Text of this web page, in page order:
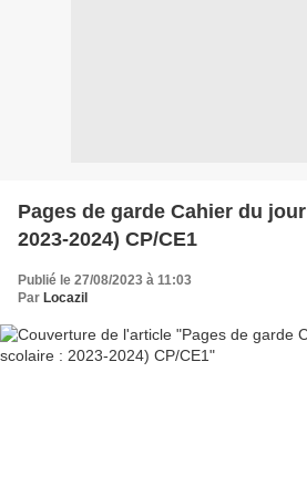
Pages de garde Cahier du jour (année scolaire :
2023-2024) CP/CE1
Publié le 27/08/2023 à 11:03
Par Locazil